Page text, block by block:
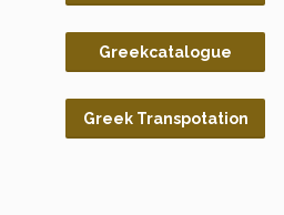
Greekcatalogue
Greek Transpotation